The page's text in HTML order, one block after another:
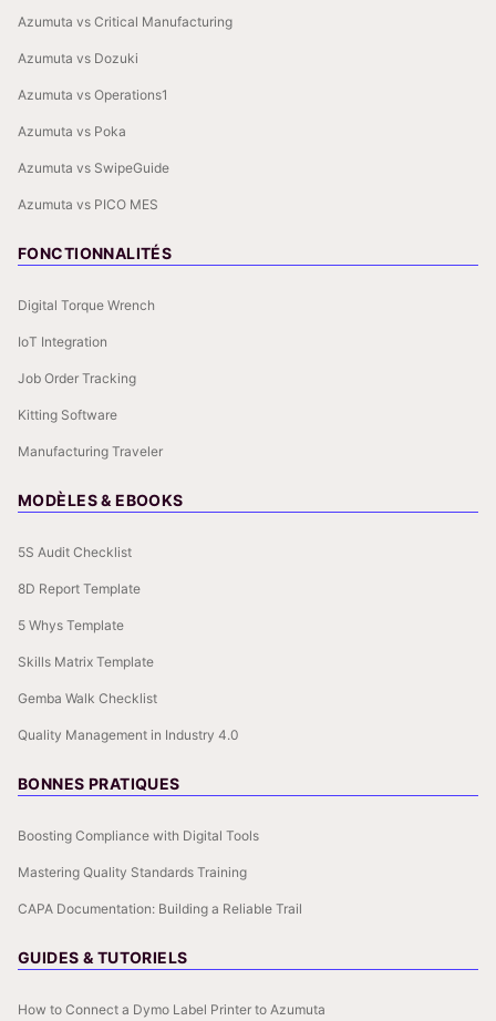
Azumuta vs Critical Manufacturing
Azumuta vs Dozuki
Azumuta vs Operations1
Azumuta vs Poka
Azumuta vs SwipeGuide
Azumuta vs PICO MES
FONCTIONNALITÉS
Digital Torque Wrench
IoT Integration
Job Order Tracking
Kitting Software
Manufacturing Traveler
MODÈLES & EBOOKS
5S Audit Checklist
8D Report Template
5 Whys Template
Skills Matrix Template
Gemba Walk Checklist
Quality Management in Industry 4.0
BONNES PRATIQUES
Boosting Compliance with Digital Tools
Mastering Quality Standards Training
CAPA Documentation: Building a Reliable Trail
GUIDES & TUTORIELS
How to Connect a Dymo Label Printer to Azumuta